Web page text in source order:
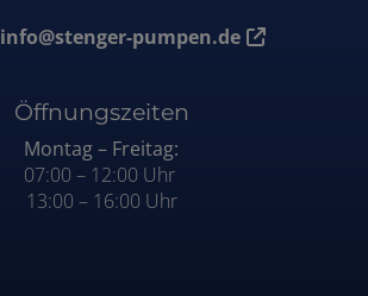
info@stenger-pumpen.de
Öffnungszeiten
Montag – Freitag:
07:00 – 12:00 Uhr
13:00 – 16:00 Uhr